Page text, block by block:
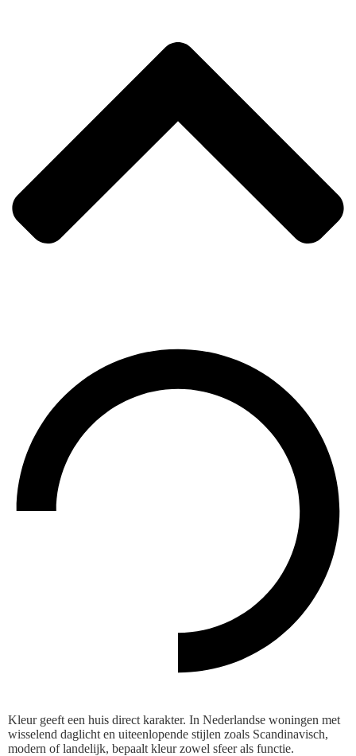
Kleur geeft een huis direct karakter. In Nederlandse woningen met
wisselend daglicht en uiteenlopende stijlen zoals Scandinavisch,
modern of landelijk, bepaalt kleur zowel sfeer als functie.